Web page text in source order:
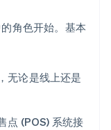
角色开始。基本
无论是线上还是
点 (POS) 系统接